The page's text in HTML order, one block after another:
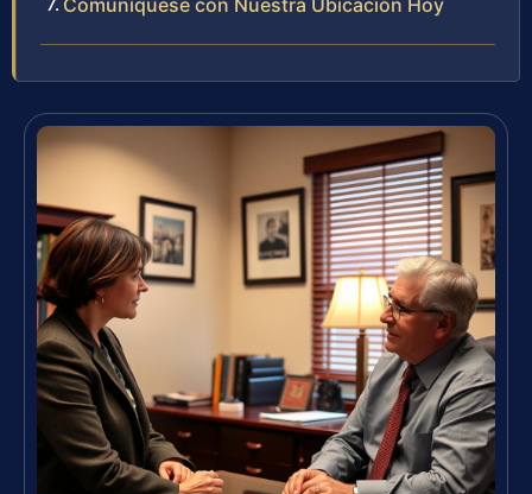
Comuníquese con Nuestra Ubicación Hoy